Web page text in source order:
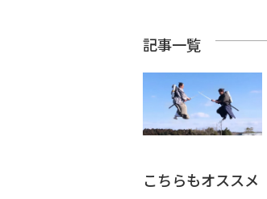
記事一覧
こちらもオススメ